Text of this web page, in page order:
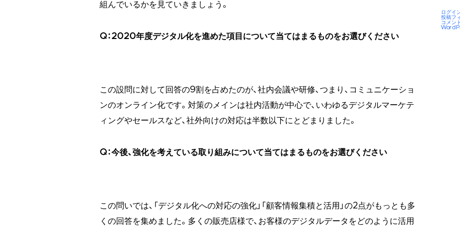
組んでいるかを見ていきましょう。
Q：2020年度デジタル化を進めた項目について当てはまるものをお選びください
この設問に対して回答の9割を占めたのが、社内会議や研修、つまり、コミュニケーショ
ンのオンライン化です。対策のメインは社内活動が中心で、いわゆるデジタルマーケテ
ィングやセールスなど、社外向けの対応は半数以下にとどまりました。
Q：今後、強化を考えている取り組みについて当てはまるものをお選びください
この問いでは、「デジタル化への対応の強化」「顧客情報集積と活用」の2点がもっとも多
くの回答を集めました。多くの販売店様で、お客様のデジタルデータをどのように活用
ログイ
投稿フ
コメン